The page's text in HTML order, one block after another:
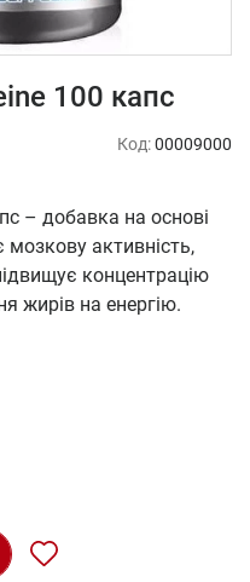
100 капс
Код:00009000
– добавка на основі
мозкову активність,
концентрацію
жирів на енергію.